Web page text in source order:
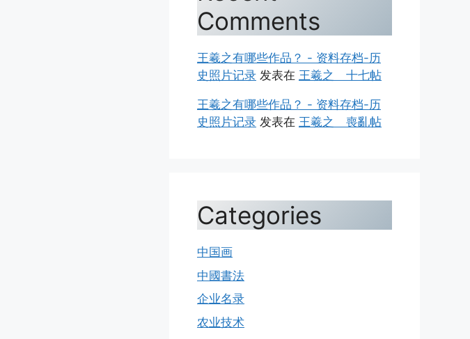
Comments
王羲之有哪些作品？ - 资料存档-历
史照片记录 发表在 王羲之 十七帖
王羲之有哪些作品？ - 资料存档-历
史照片记录 发表在 王羲之 喪亂帖
Categories
中国画
中國書法
企业名录
农业技术